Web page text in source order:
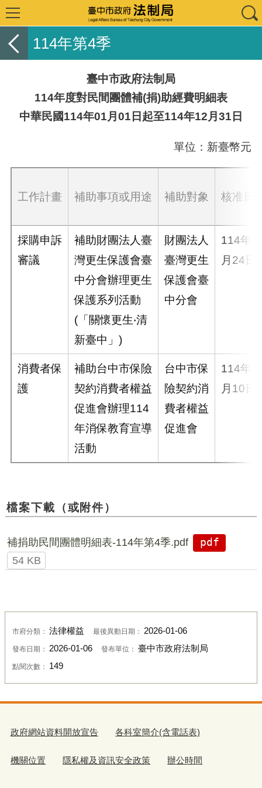
114年第4季
臺中市政府法制局
114年度對民間團體補(捐)助經費明細表
中華民國114年01月01日起至114年12月31日
單位：新臺幣元
工作計畫 補助事項或用途 補助對象 核准日
採購申訴
審議
補助財團法人臺
灣更生保護會臺
中分會辦理更生
保護系列活動
(「關懷更生‧清
新臺中」)
財團法人
臺灣更生
保護會臺
中分會
114年1
月24日
消費者保
護
補助台中市保險
契約消費者權益
促進會辦理114
年消保教育宣導
活動
台中市保
險契約消
費者權益
促進會
114年9
月10日
檔案下載（或附件）
補捐助民間團體明細表-114年第4季.pdf
pdf
54 KB
市府分類： 法律權益 最後異動日期： 2026-01-06
發布日期： 2026-01-06 發布單位： 臺中市政府法制局
點閱次數： 149
政府網站資料開放宣告 各科室簡介(含電話表)
機關位置 隱私權及資訊安全政策 辦公時間